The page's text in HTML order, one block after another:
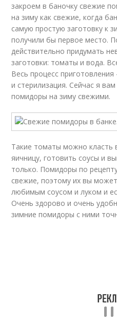
закроем в баночку свежие
на зиму как свежие, когда
самую простую заготовку к
получили бы первое место.
действительно придумать
заготовки: томаты и вода.
Весь процесс
и стерилизация. Сейчас я
помидоры на зиму свежими.
Такие томаты можно класть
яичницу, готовить соусы и
только. Помидоры по
свежие, поэтому их вы
любимым соусом и луком и
Очень здорово и очень
зимние помидоры с ними